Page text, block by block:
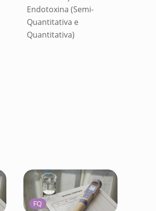
Endotoxina (Semi-
Quantitativa e
Quantitativa)
FQ